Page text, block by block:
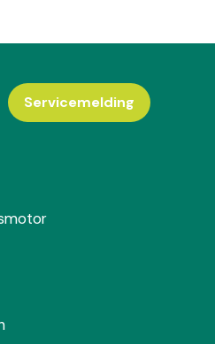
Servicemelding